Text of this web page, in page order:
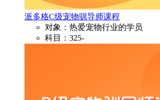
派多格C级宠物驯导师课程
对象：热爱宠物行业的学员
科目：325-